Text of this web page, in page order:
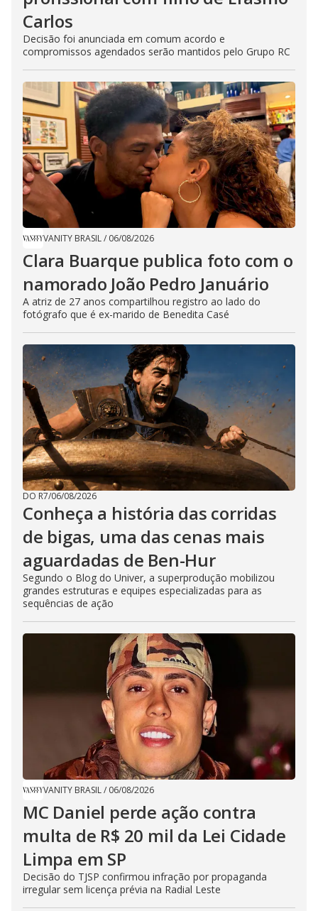
Carlos
Decisão foi anunciada em comum acordo e
compromissos agendados serão mantidos pelo Grupo RC
VANITY BRASIL/ 06/08/2026
Clara Buarque publica foto com o
namorado João Pedro Januário
A atriz de 27 anos compartilhou registro ao lado do
fotógrafo que é ex-marido de Benedita Casé
DO R7/06/08/2026
Conheça a história das corridas
de bigas, uma das cenas mais
aguardadas de Ben-Hur
Segundo o Blog do Univer, a superprodução mobilizou
grandes estruturas e equipes especializadas para as
sequências de ação
VANITY BRASIL/ 06/08/2026
MC Daniel perde ação contra
multa de R$ 20 mil da Lei Cidade
Limpa em SP
Decisão do TJSP confirmou infração por propaganda
irregular sem licença prévia na Radial Leste